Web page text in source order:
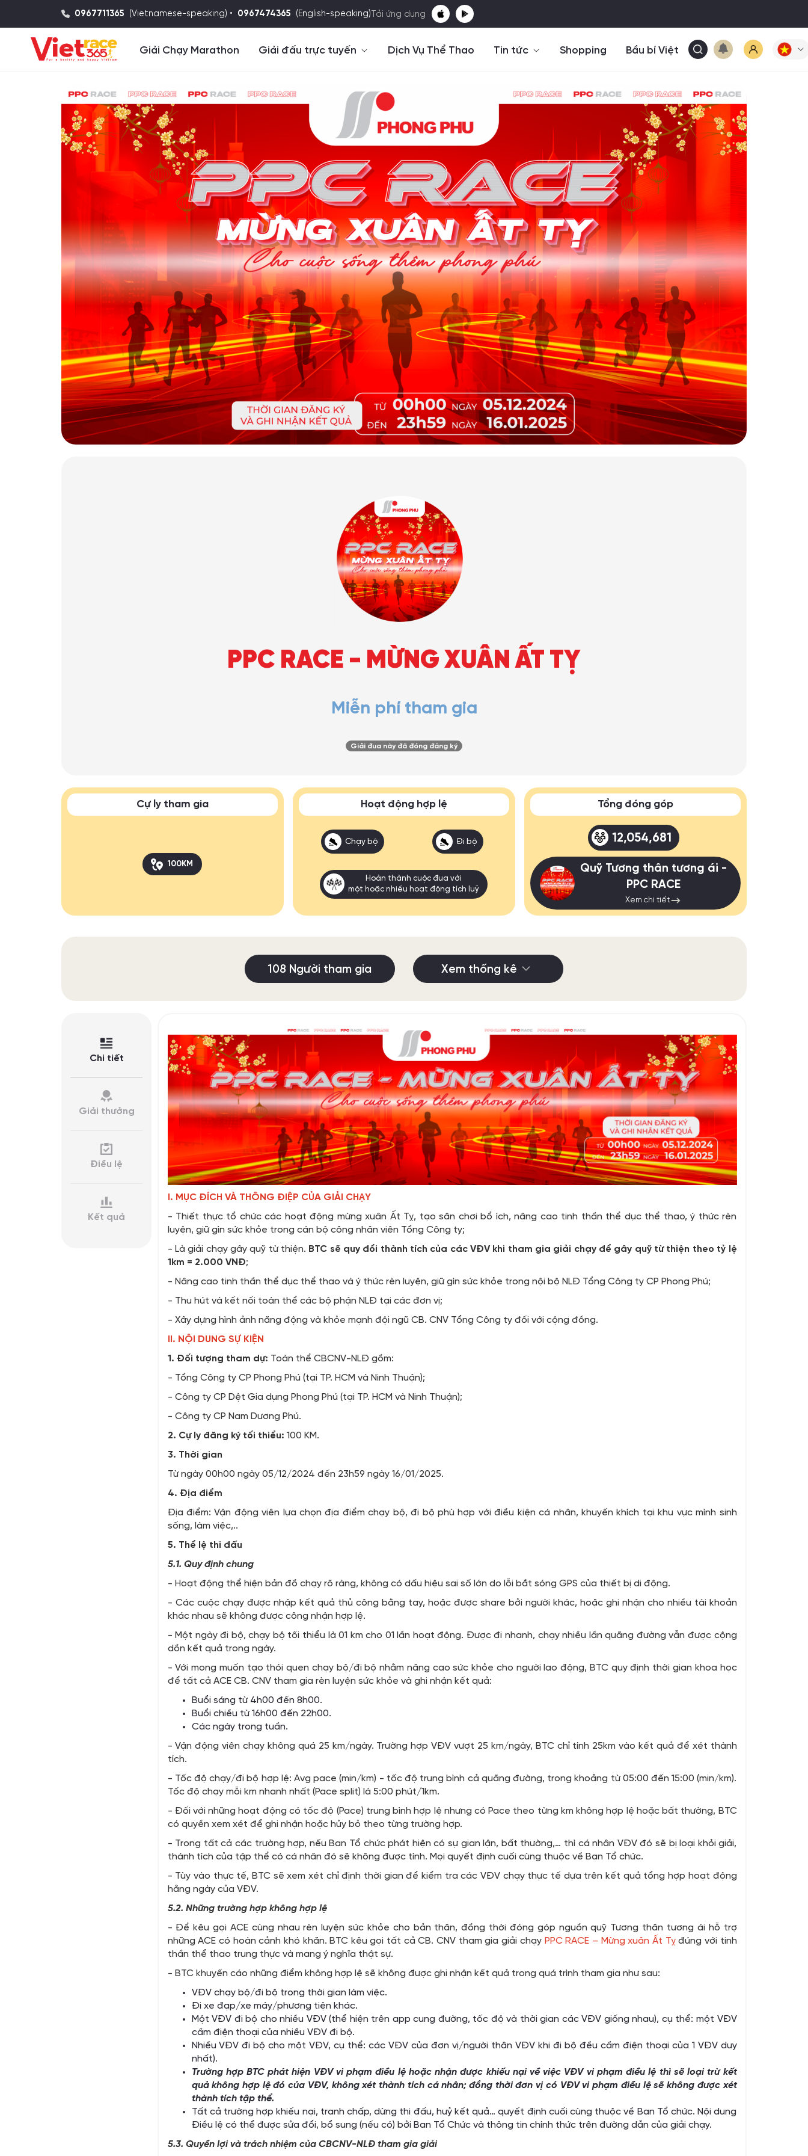
0967711365 (Vietnamese-speaking) • 0967474365 (English-speaking) Tải ứng dụng
Giải Chạy Marathon Giải đấu trực tuyến Dịch Vụ Thể Thao Tin tức Shopping Bầu bí Việt
PPC RACE - MỪNG XUÂN ẤT TỴ
Miễn phí tham gia
Giải đua này đã đóng đăng ký
Cự ly tham gia
100KM
Hoạt động hợp lệ
Chạy bộ Đi bộ
Hoàn thành cuộc đua với
một hoặc nhiều hoạt động tích luỹ
Tổng đóng góp
12,054,681
Quỹ Tương thân tương ái -
PPC RACE
Xem chi tiết
108 Người tham gia Xem thống kê
Chi tiết
Giải thưởng
Điều lệ
Kết quả
I. MỤC ĐÍCH VÀ THÔNG ĐIỆP CỦA GIẢI CHẠY
- Thiết thực tổ chức các hoạt động mừng xuân Ất Tỵ, tạo sân chơi bổ ích, nâng cao tinh thần thể dục thể thao, ý thức rèn
luyện, giữ gìn sức khỏe trong cán bộ công nhân viên Tổng Công ty;
- Là giải chạy gây quỹ từ thiện. BTC sẽ quy đổi thành tích của các VĐV khi tham gia giải chạy để gây quỹ từ thiện theo tỷ lệ
1km = 2.000 VNĐ;
- Nâng cao tinh thần thể dục thể thao và ý thức rèn luyện, giữ gìn sức khỏe trong nội bộ NLĐ Tổng Công ty CP Phong Phú;
- Thu hút và kết nối toàn thể các bộ phận NLĐ tại các đơn vị;
- Xây dựng hình ảnh năng động và khỏe mạnh đội ngũ CB. CNV Tổng Công ty đối với cộng đồng.
II. NỘI DUNG SỰ KIỆN
1. Đối tượng tham dự: Toàn thể CBCNV-NLĐ gồm:
- Tổng Công ty CP Phong Phú (tại TP. HCM và Ninh Thuận);
- Công ty CP Dệt Gia dụng Phong Phú (tại TP. HCM và Ninh Thuận);
- Công ty CP Nam Dương Phú.
2. Cự ly đăng ký tối thiểu: 100 KM.
3. Thời gian
Từ ngày 00h00 ngày 05/12/2024 đến 23h59 ngày 16/01/2025.
4. Địa điểm
Địa điểm: Vận động viên lựa chọn địa điểm chạy bộ, đi bộ phù hợp với điều kiện cá nhân, khuyến khích tại khu vực mình sinh
sống, làm việc,..
5. Thể lệ thi đấu
5.1. Quy định chung
- Hoạt động thể hiện bản đồ chạy rõ ràng, không có dấu hiệu sai số lớn do lỗi bắt sóng GPS của thiết bị di động.
- Các cuộc chạy được nhập kết quả thủ công bằng tay, hoặc được share bởi người khác, hoặc ghi nhận cho nhiều tài khoản
khác nhau sẽ không được công nhận hợp lệ.
- Một ngày đi bộ, chạy bộ tối thiểu là 01 km cho 01 lần hoạt động. Được đi nhanh, chạy nhiều lần quãng đường vẫn được cộng
dồn kết quả trong ngày.
- Với mong muốn tạo thói quen chạy bộ/đi bộ nhằm nâng cao sức khỏe cho người lao động, BTC quy định thời gian khoa học
để tất cả ACE CB. CNV tham gia rèn luyện sức khỏe và ghi nhận kết quả:
Buổi sáng từ 4h00 đến 8h00.
Buổi chiều từ 16h00 đến 22h00.
Các ngày trong tuần.
- Vận động viên chạy không quá 25 km/ngày. Trường hợp VĐV vượt 25 km/ngày, BTC chỉ tính 25km vào kết quả để xét thành
tích.
- Tốc độ chạy/đi bộ hợp lệ: Avg pace (min/km) - tốc độ trung bình cả quãng đường, trong khoảng từ 05:00 đến 15:00 (min/km).
Tốc độ chạy mỗi km nhanh nhất (Pace split) là 5:00 phút/1km.
- Đối với những hoạt động có tốc độ (Pace) trung bình hợp lệ nhưng có Pace theo từng km không hợp lệ hoặc bất thường, BTC
có quyền xem xét để ghi nhận hoặc hủy bỏ theo từng trường hợp.
- Trong tất cả các trường hợp, nếu Ban Tổ chức phát hiện có sự gian lận, bất thường,… thì cá nhân VĐV đó sẽ bị loại khỏi giải,
thành tích của tập thể có cá nhân đó sẽ không được tính. Mọi quyết định cuối cùng thuộc về Ban Tổ chức.
- Tùy vào thực tế, BTC sẽ xem xét chỉ định thời gian để kiểm tra các VĐV chạy thực tế dựa trên kết quả tổng hợp hoạt động
hằng ngày của VĐV.
5.2. Những trường hợp không hợp lệ
- Để kêu gọi ACE cùng nhau rèn luyện sức khỏe cho bản thân, đồng thời đóng góp nguồn quỹ Tương thân tương ái hỗ trợ
những ACE có hoàn cảnh khó khăn. BTC kêu gọi tất cả CB. CNV tham gia giải chạy PPC RACE – Mừng xuân Ất Tỵđúng với tinh
thần thể thao trung thực và mang ý nghĩa thật sự.
- BTC khuyến cáo những điểm không hợp lệ sẽ không được ghi nhận kết quả trong quá trình tham gia như sau:
VĐV chạy bộ/đi bộ trong thời gian làm việc.
Đi xe đạp/xe máy/phương tiện khác.
Một VĐV đi bộ cho nhiều VĐV (thể hiện trên app cung đường, tốc độ và thời gian các VĐV giống nhau), cụ thể: một VĐV
cầm điện thoại của nhiều VĐV đi bộ.
Nhiều VĐV đi bộ cho một VĐV, cụ thể: các VĐV của đơn vị/người thân VĐV khi đi bộ đều cầm điện thoại của 1 VĐV duy
nhất).
Trường hợp BTC phát hiện VĐV vi phạm điều lệ hoặc nhận được khiếu nại về việc VĐV vi phạm điều lệ thì sẽ loại trừ kết
quả không hợp lệ đó của VĐV, không xét thành tích cá nhân; đồng thời đơn vị có VĐV vi phạm điều lệ sẽ không được xét
thành tích tập thể.
Tất cả trường hợp khiếu nại, tranh chấp, dừng thi đấu, huỷ kết quả… quyết định cuối cùng thuộc về Ban Tổ chức. Nội dung
Điều lệ có thể được sửa đổi, bổ sung (nếu có) bởi Ban Tổ Chức và thông tin chính thức trên đường dẫn của giải chạy.
5.3. Quyền lợi và trách nhiệm của CBCNV-NLĐ tham gia giải